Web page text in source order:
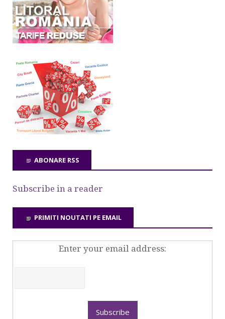
ABONARE RSS
Subscribe in a reader
PRIMITI NOUTATI PE EMAIL
Enter your email address: